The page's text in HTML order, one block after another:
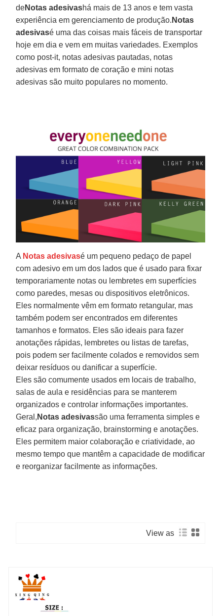
deNotas adesivashá mais de 13 anos e tem vasta
experiência em gerenciamento de produção. Notas
adesivasé uma das coisas mais fáceis de transportar
hoje em dia e vem em muitas variedades. Exemplos
como post-it, notas adesivas pautadas, notas
adesivas em formato de coração e mini notas
adesivas são muito populares no momento.
A Notas adesivasé um pequeno pedaço de papel
com adesivo em um dos lados que é usado para fixar
temporariamente notas ou lembretes em superfícies
como paredes, mesas ou dispositivos eletrônicos.
Eles normalmente vêm em formato retangular, mas
também podem ser encontrados em diferentes
tamanhos e formatos. Eles são ideais para fazer
anotações rápidas, lembretes ou listas de tarefas,
pois podem ser facilmente colados e removidos sem
deixar resíduos ou danificar a superfície.
Eles são comumente usados ​​em locais de trabalho,
salas de aula e residências para se manterem
organizados e controlar informações importantes.
Geral, Notas adesivassão uma ferramenta simples e
eficaz para organização, brainstorming e anotações.
Eles permitem maior colaboração e criatividade, ao
mesmo tempo que mantêm a capacidade de modificar
e reorganizar facilmente as informações.
View as